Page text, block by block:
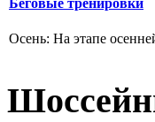
Беговые тренировки
Осень: На этапе